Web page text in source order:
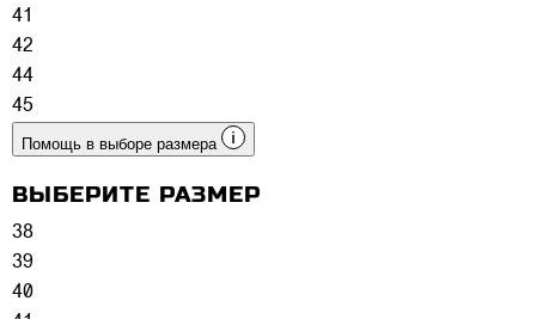
41
42
44
45
Помощь в выборе размера
ВЫБЕРИТЕ РАЗМЕР
38
39
40